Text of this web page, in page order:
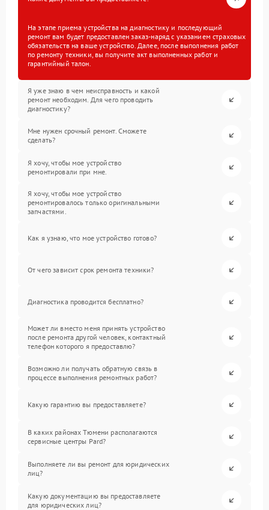
На этапе приема устройства на диагностику и последующий
ремонт вам будет предоставлен заказ-наряд с указанием страховых
обязательств на ваше устройство. Далее, после выполнения работ
по ремонту техники, вы получите акт выполненных работ и
гарантийный талон.
Я уже знаю в чем неисправность и какой
ремонт необходим. Для чего проводить
диагностику?
Мне нужен срочный ремонт. Сможете
сделать?
Я хочу, чтобы мое устройство
ремонтировали при мне.
Я хочу, чтобы мое устройство
ремонтировалось только оригинальными
запчастями.
Как я узнаю, что мое устройство готово?
От чего зависит срок ремонта техники?
Диагностика проводится бесплатно?
Может ли вместо меня принять устройство
после ремонта другой человек, контактный
телефон которого я предоставлю?
Возможно ли получать обратную связь в
процессе выполнения ремонтных работ?
Какую гарантию вы предоставляете?
В каких районах Тюмени располагаются
сервисные центры Pard?
Выполняете ли вы ремонт для юридических
лиц?
Какую документацию вы предоставляете
для юридических лиц?